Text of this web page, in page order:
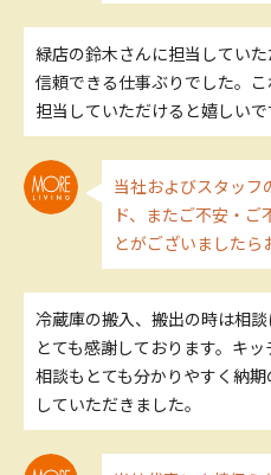
緑店の鈴木さんに担当してい
信頼できる仕事ぶりでした。
担当していただけると嬉しいで
当社およびスタッフ
ド、またご不安・
とがございましたら
冷蔵庫の搬入、搬出の時は相談
とても感謝しております。キ
相談もとても分かりやすく納
していただきました。